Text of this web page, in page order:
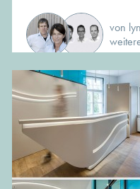
von